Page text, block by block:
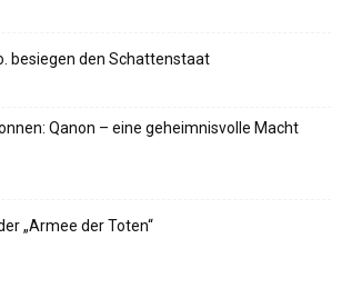
besiegen den Schattenstaat
Qanon – eine geheimnisvolle Macht
„Armee der Toten“